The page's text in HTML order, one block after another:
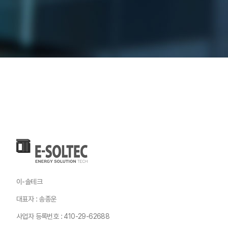
이-솔테크
대표자 : 송종운
사업자 등록번호 : 410-29-62688